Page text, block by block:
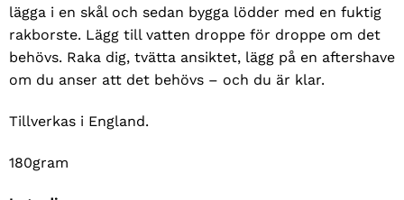
lägga i en skål och sedan bygga lödder med en fuktig
rakborste. Lägg till vatten droppe för droppe om det
behövs. Raka dig, tvätta ansiktet, lägg på en aftershave
om du anser att det behövs – och du är klar.
Tillverkas i England.
180gram